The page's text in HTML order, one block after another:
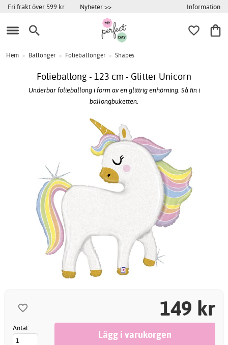
Fri frakt över 599 kr Nyheter >> Information
Hem > Ballonger > Folieballonger > Shapes
Folieballong - 123 cm - Glitter Unicorn
Underbar folieballong i form av en glittrig enhörning. Så fin i
ballongbuketten.
149 kr
Antal: